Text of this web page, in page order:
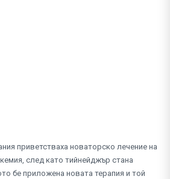
приветстваха новаторско лечение на
след като тийнейджър стана
бе приложена новата терапия и той